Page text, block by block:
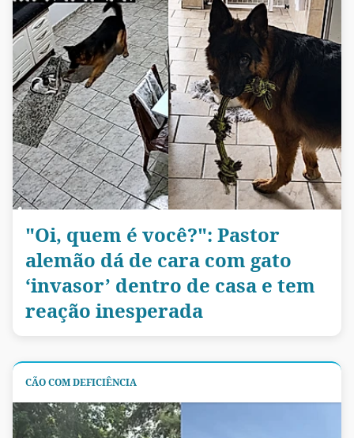
"Oi, quem é você?": Pastor
alemão dá de cara com gato
‘invasor’ dentro de casa e tem
reação inesperada
CÃO COM DEFICIÊNCIA